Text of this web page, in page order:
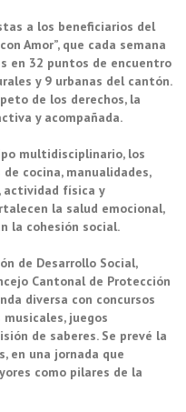
a los beneficiarios del
Amor”, que cada semana
en 32 puntos de encuentro
y 9 urbanas del cantón.
de los derechos, la
y acompañada.
multidisciplinario, los
cocina, manualidades,
actividad física y
la salud emocional,
la cohesión social.
de Desarrollo Social,
Cantonal de Protección
diversa con concursos
juegos
de saberes. Se prevé la
en una jornada que
como pilares de la